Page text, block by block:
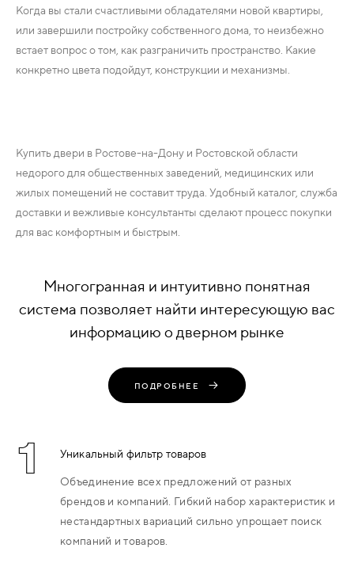
Когда вы стали счастливыми обладателями новой квартиры,
или завершили постройку собственного дома, то неизбежно
встает вопрос о том, как разграничить пространство. Какие
конкретно цвета подойдут, конструкции и механизмы.
Купить двери в Ростове-на-Дону и Ростовской области
недорого для общественных заведений, медицинских или
жилых помещений не составит труда. Удобный каталог, служба
доставки и вежливые консультанты сделают процесс покупки
для вас комфортным и быстрым.
Многогранная и интуитивно понятная
система позволяет найти интересующую вас
информацию о дверном рынке
ПОДРОБНЕЕ
1 Уникальный фильтр товаров
Объединение всех предложений от разных
брендов и компаний. Гибкий набор характеристик и
нестандартных вариаций сильно упрощает поиск
компаний и товаров.